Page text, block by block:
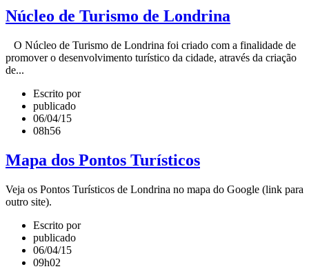
Núcleo de Turismo de Londrina
O Núcleo de Turismo de Londrina foi criado com a finalidade de
promover o desenvolvimento turístico da cidade, através da criação
de...
Escrito por
publicado
06/04/15
08h56
Mapa dos Pontos Turísticos
Veja os Pontos Turísticos de Londrina no mapa do Google (link para
outro site).
Escrito por
publicado
06/04/15
09h02